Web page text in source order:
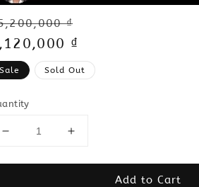
₫
₫
Sale Sold Out
Add to Cart